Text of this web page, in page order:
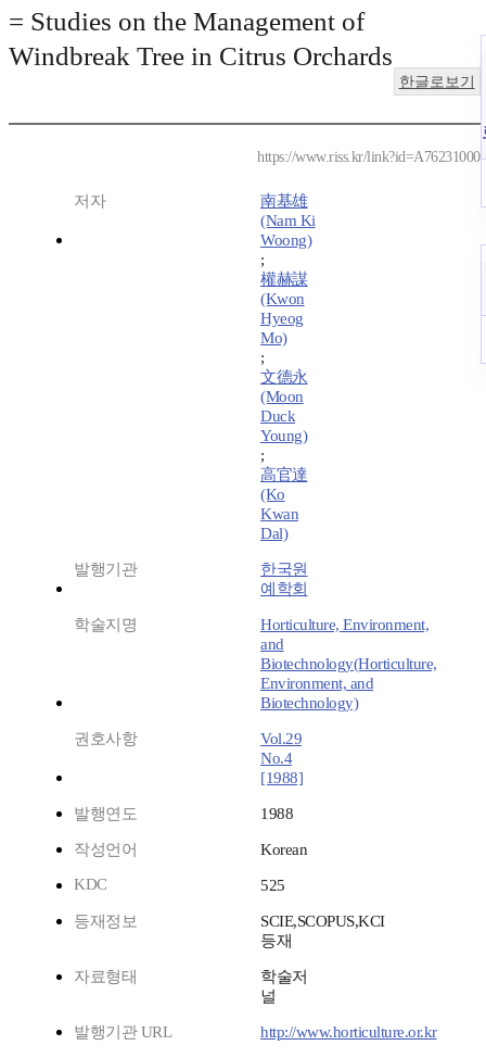
= Studies on the Management of
Windbreak Tree in Citrus Orchards
한글로보기
https://www.riss.kr/link?id=A76231000
저자
南基雄
(Nam Ki
Woong)
;
權赫謀
(Kwon
Hyeog
Mo)
;
文德永
(Moon
Duck
Young)
;
高官達
(Ko
Kwan
Dal)
발행기관
한국원
예학회
학술지명
Horticulture, Environment,
and
Biotechnology(Horticulture,
Environment, and
Biotechnology)
권호사항
Vol.29
No.4
[1988]
발행연도 1988
작성언어
Korean
KDC
525
등재정보
SCIE,SCOPUS,KCI
등재
자료형태
학술저
널
발행기관 URL http://www.horticulture.or.kr